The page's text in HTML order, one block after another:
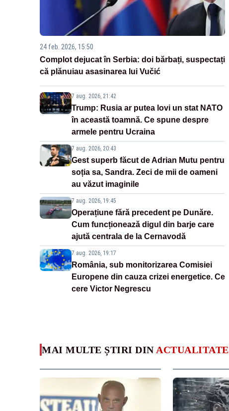
24 feb. 2026, 15:50
Complot dejucat în Serbia: doi bărbați, suspectați
că plănuiau asasinarea lui Vučić
7 aug. 2026, 21:42
Trump: Rusia ar putea lovi un stat NATO
în această toamnă. Ce spune despre
armele pentru Ucraina
7 aug. 2026, 20:43
Gest superb făcut de Adrian Mutu pentru
soția sa, Sandra. Zeci de mii de oameni
au văzut imaginile
7 aug. 2026, 19:45
Operațiune fără precedent pe Dunăre.
Cum funcționează digul din barje care
ajută centrala de la Cernavodă
7 aug. 2026, 19:17
România, sub monitorizarea Comisiei
Europene din cauza crizei energetice. Ce
cere Victor Negrescu
MAI MULTE ȘTIRI DIN ACTUALITATE